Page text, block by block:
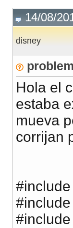
14/08/
disney
Hola el
estaba
mueva
corrijan